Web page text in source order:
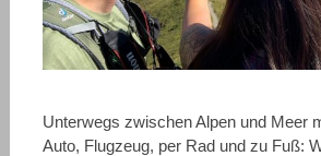
Unterwegs zwischen Alpen und Meer
Auto, Flugzeug, per Rad und zu Fuß: